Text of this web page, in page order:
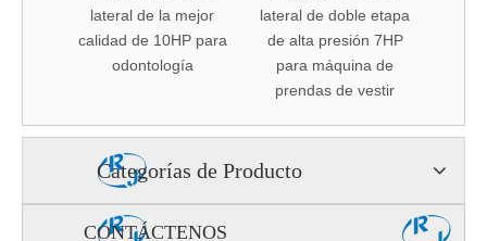
lateral de la mejor
calidad de 10HP para
odontología
lateral de doble etapa
de alta presión 7HP
para máquina de
prendas de vestir
Categorías de Producto
CONTÁCTENOS